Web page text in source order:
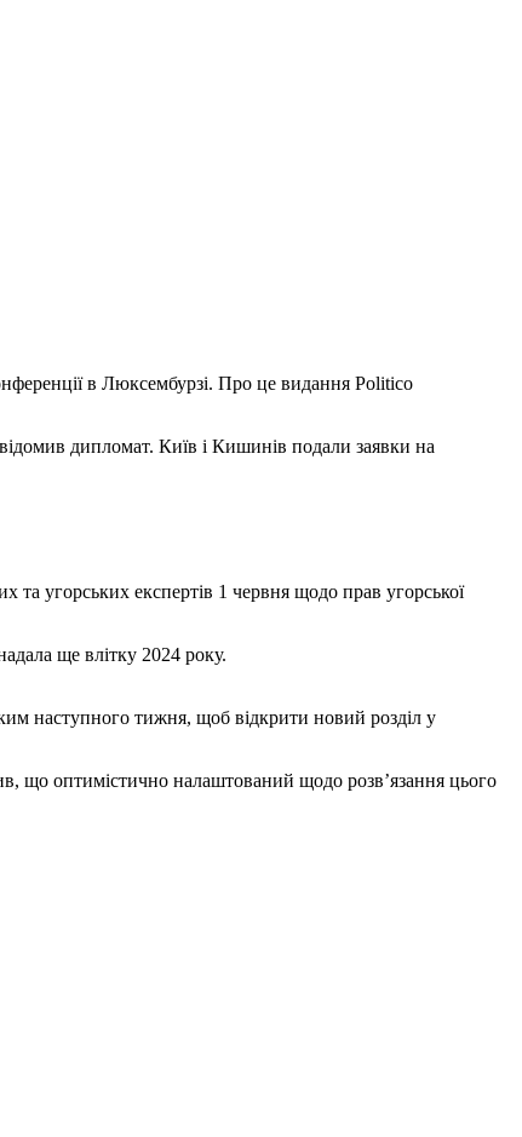
в Люксембурзі. Про це видання Politico
дипломат. Київ і Кишинів подали заявки на
та угорських експертів 1 червня щодо прав угорської
ще влітку 2024 року.
наступного тижня, щоб відкрити новий розділ у
що оптимістично налаштований щодо розв’язання цього